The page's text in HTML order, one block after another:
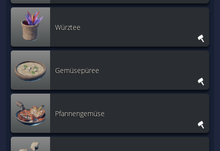
Würztee
Gemüsepüree
Pfannengemüse